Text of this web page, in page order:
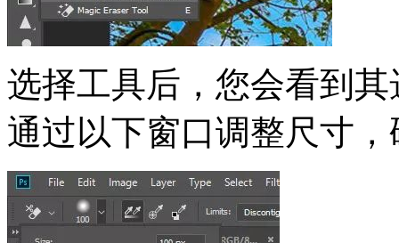
选择工具后，您会看到
通过以下窗口调整尺寸